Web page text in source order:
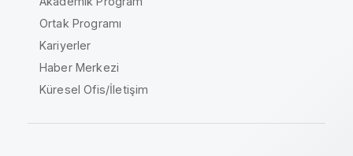
Ortak Programı
Kariyerler
Haber Merkezi
Küresel Ofis/İletişim